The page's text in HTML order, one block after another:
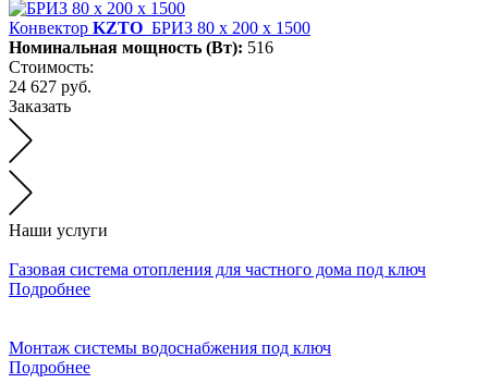
Конвектор KZTO БРИЗ 80 х 200 х 1500
Номинальная мощность (Вт): 516
Стоимость:
24 627 руб.
Заказать
Наши услуги
Газовая система отопления для частного дома под ключ
Подробнее
Монтаж системы водоснабжения под ключ
Подробнее